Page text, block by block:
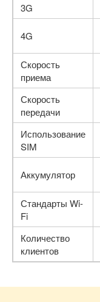
3G
4G
Скорость
приема
Скорость
передачи
Использование
SIM
Аккумулятор
Стандарты Wi-
Fi
Количество
клиентов